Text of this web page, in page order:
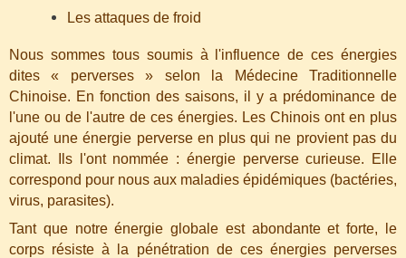
Les attaques de froid
Nous sommes tous soumis à l'influence de ces énergies
dites « perverses » selon la Médecine Traditionnelle
Chinoise. En fonction des saisons, il y a prédominance de
l'une ou de l'autre de ces énergies. Les Chinois ont en plus
ajouté une énergie perverse en plus qui ne provient pas du
climat. Ils l'ont nommée : énergie perverse curieuse. Elle
correspond pour nous aux maladies épidémiques (bactéries,
virus, parasites).
Tant que notre énergie globale est abondante et forte, le
corps résiste à la pénétration de ces énergies perverses